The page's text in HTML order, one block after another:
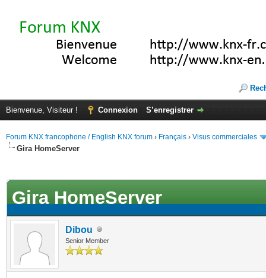
Bienvenue, Visiteur ! Connexion S’enregistrer
Forum KNX francophone / English KNX forum › Français › Visus commerciales
Gira HomeServer
Gira HomeServer
Dibou
Senior Member